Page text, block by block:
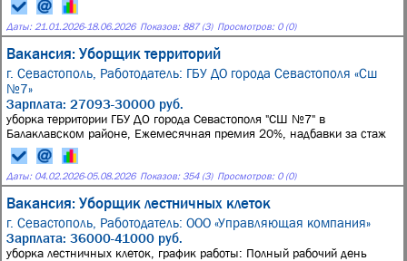
Даты: 21.01.2026-18.06.2026 Показов: 887 (3) Просмотров: 0 (0)
Вакансия: Уборщик территорий
г. Севастополь, Работодатель: ГБУ ДО города Севастополя «Сш
№7»
Зарплата: 27093-30000 руб.
уборка территории ГБУ ДО города Севастополя "СШ №7" в
Балаклавском районе, Ежемесячная премия 20%, надбавки за стаж
Даты: 04.02.2026-05.08.2026 Показов: 354 (3) Просмотров: 0 (0)
Вакансия: Уборщик лестничных клеток
г. Севастополь, Работодатель: ООО «Управляющая компания»
Зарплата: 36000-41000 руб.
уборка лестничных клеток, график работы: Полный рабочий день